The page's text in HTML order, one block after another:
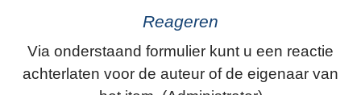
Reageren
Via onderstaand formulier kunt u een reactie
achterlaten voor de auteur of de eigenaar van